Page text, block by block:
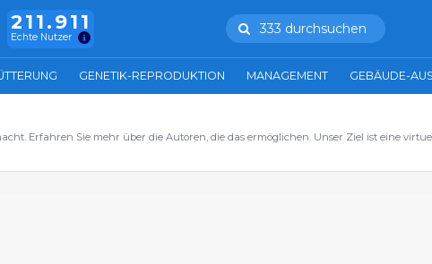
211.911
Echte Nutzer
333 durchsuchen
GENETIK-REPRODUKTION MANAGEMENT GEBÄUDE-
Erfahren Sie mehr über die Autoren, die das ermöglichen. Unser Ziel ist eine